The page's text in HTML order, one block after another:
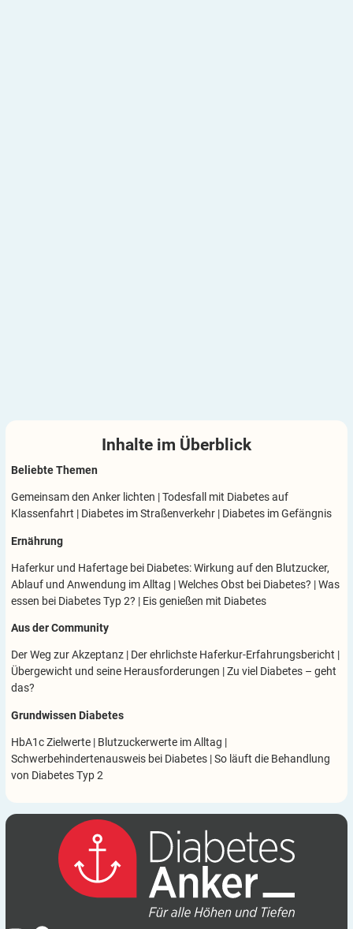
Inhalte im Überblick
Beliebte Themen
Gemeinsam den Anker lichten |Todesfall mit Diabetes auf
Klassenfahrt | Diabetes im Straßenverkehr | Diabetes im Gefängnis
Ernährung
Haferkur und Hafertage bei Diabetes: Wirkung auf den Blutzucker,
Ablauf und Anwendung im Alltag |Welches Obst bei Diabetes? |Was
essen bei Diabetes Typ 2? | Eis genießen mit Diabetes
Aus der Community
Der Weg zur Akzeptanz | Der ehrlichste Haferkur-Erfahrungsbericht |
Übergewicht und seine Herausforderungen |Zu viel Diabetes – geht
das?
Grundwissen Diabetes
HbA1c Zielwerte | Blutzuckerwerte im Alltag |
Schwerbehindertenausweis bei Diabetes |So läuft die Behandlung
von Diabetes Typ 2